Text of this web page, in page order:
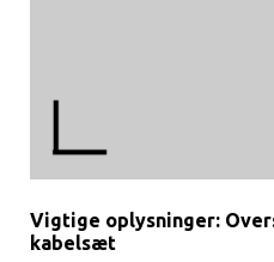
Vigtige oplysninger:
kabelsæt